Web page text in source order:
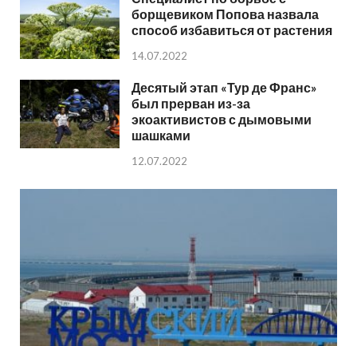
борщевиком Попова назвала
способ избавиться от растения
14.07.2022
Десятый этап «Тур де Франс»
был прерван из-за
экоактивистов с дымовыми
шашками
12.07.2022